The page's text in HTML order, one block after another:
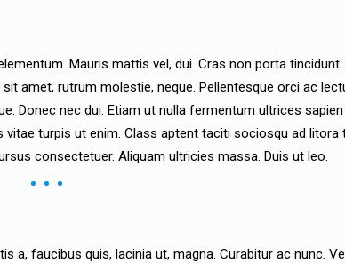
Mauris mattis vel, dui. Cras non porta
amet, rutrum molestie, neque. Pellentesque orci ac
Donec nec dui. Etiam ut nulla fermentum ultrices
turpis ut enim. Class aptent taciti sociosqu ad
consectetuer. Aliquam ultricies massa. Duis ut leo.
a, faucibus quis, lacinia ut, magna. Curabitur ac nunc.